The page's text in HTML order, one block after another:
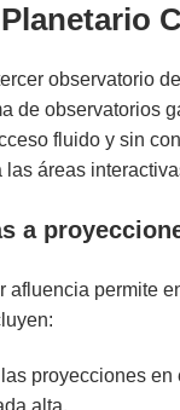
observatorio
de observatorios
fluido y sin
áreas
a
afluencia permite
proyecciones
alta.